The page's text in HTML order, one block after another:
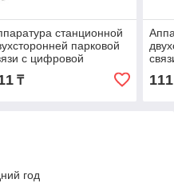
станционной
парковой
с цифровой
для малых
СДПС-Ц2
₸ 111
год